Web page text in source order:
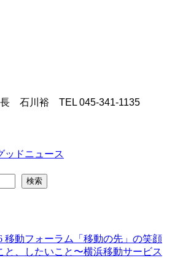
　石川 裕　TEL 045-341-1135
ッドニュース
検索
移動フォーラム「移動の先」の笑顔
と、したいこと〜横浜移動サービス